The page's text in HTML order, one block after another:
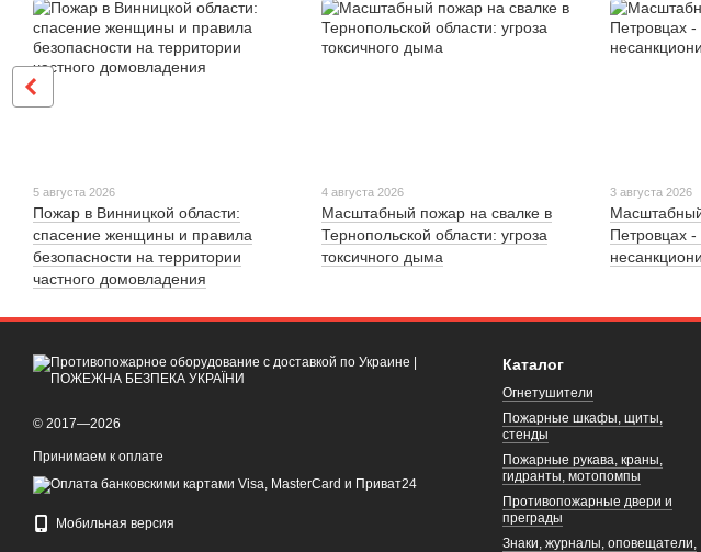
5 августа 2026
Пожар в Винницкой области:
спасение женщины и правила
безопасности на территории
частного домовладения
4 августа 2026
Масштабный пожар на свалке в
Тернопольской области: угроза
токсичного дыма
3 августа 2026
Петровцах -
© 2017—2026
Принимаем к оплате
Мобильная версия
Каталог
Огнетушители
Пожарные шкафы, щиты,
стенды
Пожарные рукава, краны,
гидранты, мотопомпы
Противопожарные двери и
преграды
Знаки, журналы, оповещатели,